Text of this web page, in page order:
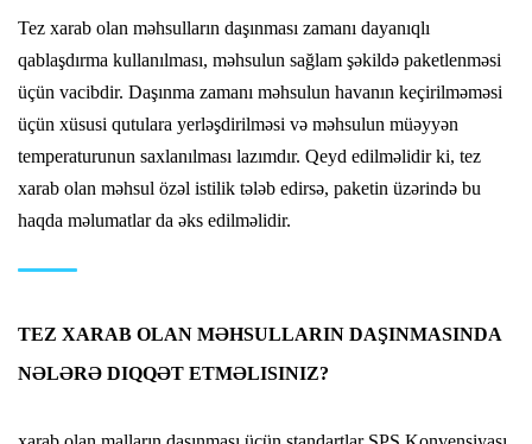
Tez xarab olan məhsulların daşınması zamanı dayanıqlı
qablaşdırma kullanılması, məhsulun sağlam şəkildə paketlenməsi
üçün vacibdir. Daşınma zamanı məhsulun havanın keçirilməməsi
üçün xüsusi qutulara yerləşdirilməsi və məhsulun müəyyən
temperaturunun saxlanılması lazımdır. Qeyd edilməlidir ki, tez
xarab olan məhsul özəl istilik tələb edirsə, paketin üzərində bu
haqda məlumatlar da əks edilməlidir.
TEZ XARAB OLAN MƏHSULLARIN DAŞINMASINDA
NƏLƏRƏ DIQQƏT ETMƏLISINIZ?